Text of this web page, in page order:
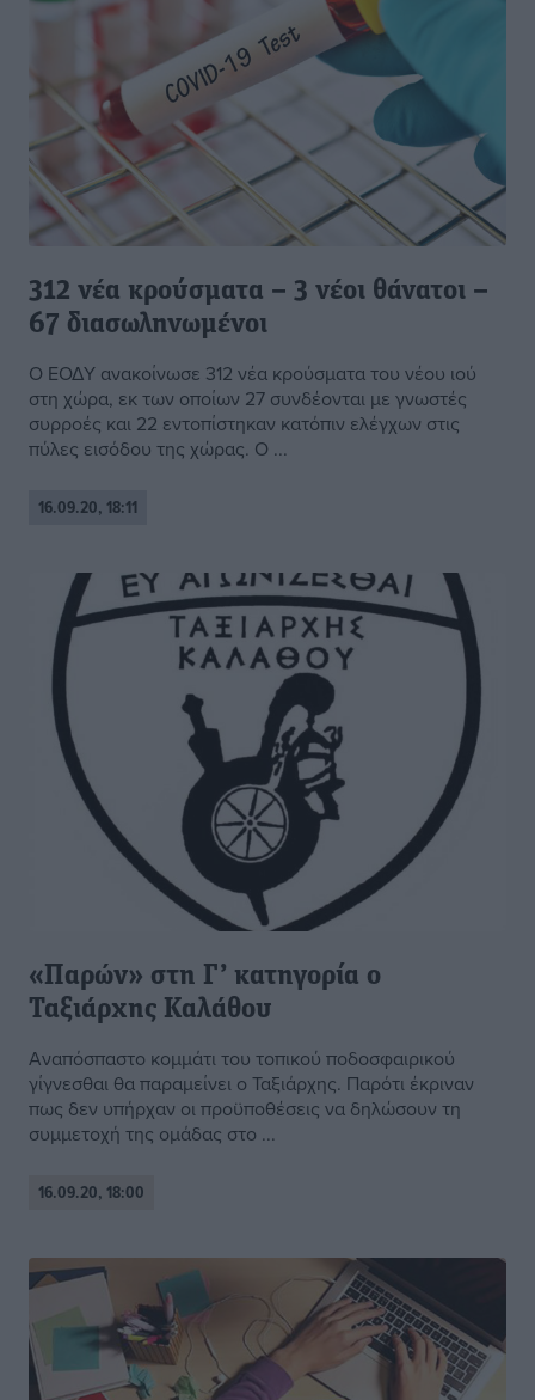
312 νέα κρούσματα – 3 νέοι θάνατοι –
67 διασωληνωμένοι
Ο ΕΟΔΥ ανακοίνωσε 312 νέα κρούσματα του νέου ιού
στη χώρα, εκ των οποίων 27 συνδέονται με γνωστές
συρροές και 22 εντοπίστηκαν κατόπιν ελέγχων στις
πύλες εισόδου της χώρας. Ο ...
16.09.20, 18:11
«Παρών» στη Γ’ κατηγορία ο
Ταξιάρχης Καλάθου
Αναπόσπαστο κομμάτι του τοπικού ποδοσφαιρικού
γίγνεσθαι θα παραμείνει ο Ταξιάρχης. Παρότι έκριναν
πως δεν υπήρχαν οι προϋποθέσεις να δηλώσουν τη
συμμετοχή της ομάδας στο ...
16.09.20, 18:00